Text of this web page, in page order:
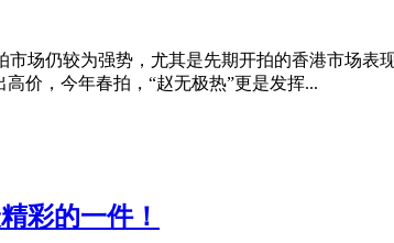
场仍较为强势，尤其是先期开拍的香港市场表
价，今年春拍，“赵无极热”更是发挥...
彩的一件！